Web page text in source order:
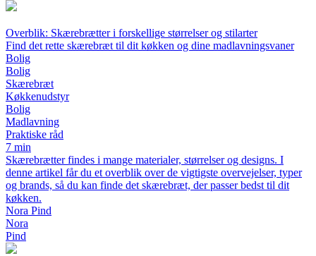
Overblik: Skærebrætter i forskellige størrelser og stilarter
Find det rette skærebræt til dit køkken og dine madlavningsvaner
Bolig
Bolig
Skærebræt
Køkkenudstyr
Bolig
Madlavning
Praktiske råd
7 min
Skærebrætter findes i mange materialer, størrelser og designs. I
denne artikel får du et overblik over de vigtigste overvejelser, typer
og brands, så du kan finde det skærebræt, der passer bedst til dit
køkken.
Nora Pind
Nora
Pind